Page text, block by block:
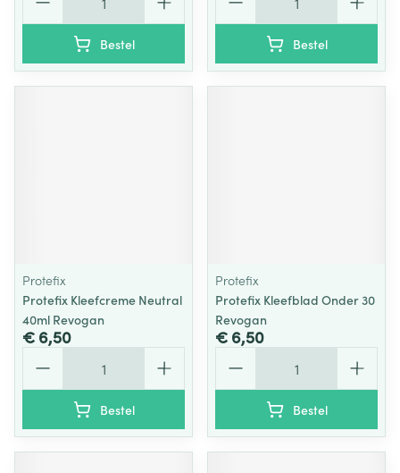
Bestel Bestel
Protefix
Protefix Kleefcreme Neutral
40ml Revogan
€ 6,50
Bestel
Protefix
Protefix Kleefblad Onder 30
Revogan
€ 6,50
Bestel